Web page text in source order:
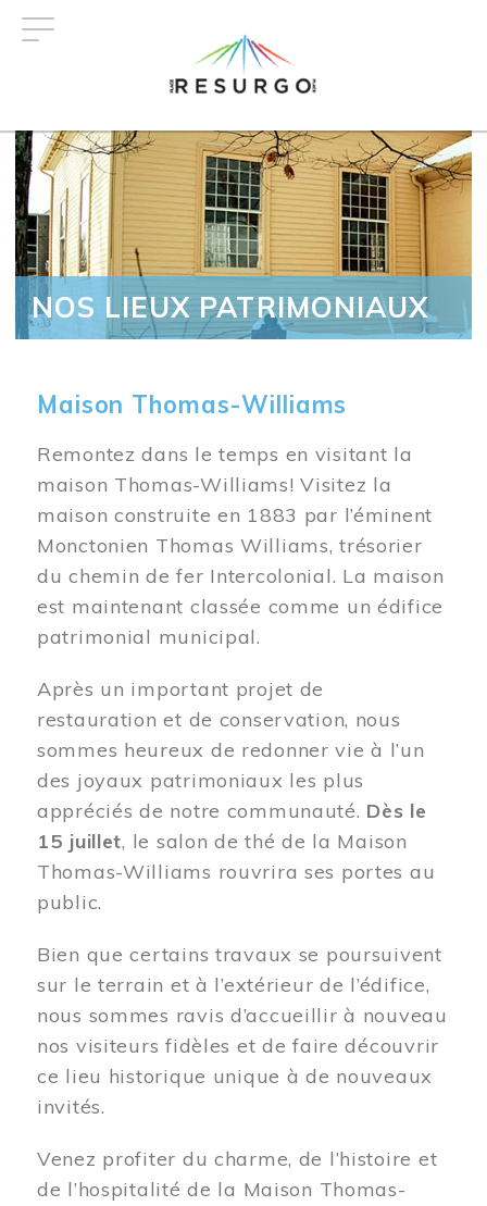
NOS LIEUX PATRIMONIAUX
Maison Thomas-Williams
Remontez dans le temps en visitant la
maison Thomas-Williams! Visitez la
maison construite en 1883 par l’éminent
Monctonien Thomas Williams, trésorier
du chemin de fer Intercolonial. La maison
est maintenant classée comme un édifice
patrimonial municipal.
Après un important projet de
restauration et de conservation, nous
sommes heureux de redonner vie à l’un
des joyaux patrimoniaux les plus
appréciés de notre communauté. Dès le
15 juillet, le salon de thé de la Maison
Thomas-Williams rouvrira ses portes au
public.
Bien que certains travaux se poursuivent
sur le terrain et à l’extérieur de l’édifice,
nous sommes ravis d’accueillir à nouveau
nos visiteurs fidèles et de faire découvrir
ce lieu historique unique à de nouveaux
invités.
Venez profiter du charme, de l’histoire et
de l’hospitalité de la Maison Thomas-